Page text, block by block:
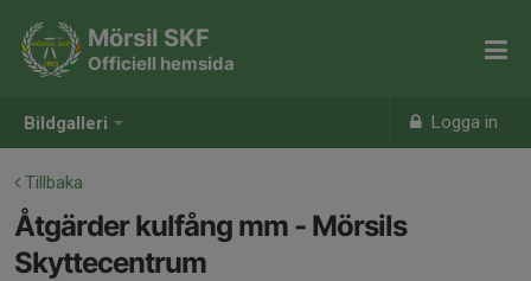
Bildgalleri Logga in
Mörsil SKF
Officiell hemsida
Tillbaka
Åtgärder kulfång mm - Mörsils
Skyttecentrum